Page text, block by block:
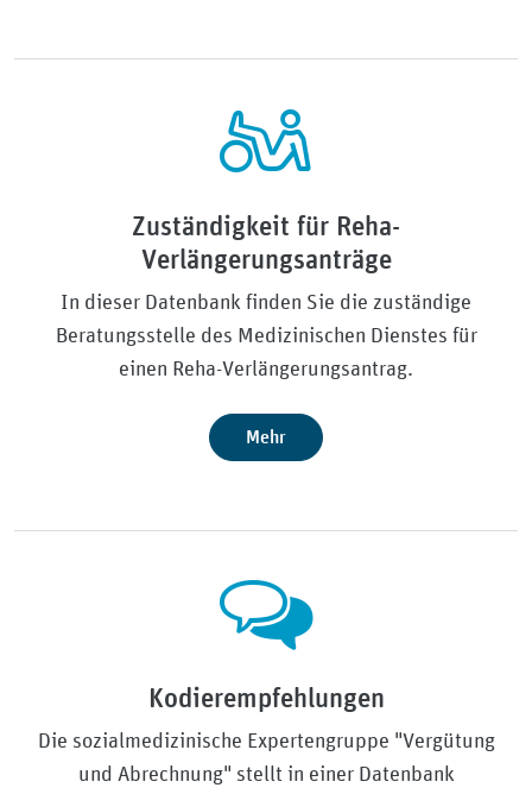
Zuständigkeit für Reha-
Verlängerungsanträge
In dieser Datenbank finden Sie die zuständige
Beratungsstelle des Medizinischen Dienstes für
einen Reha-Verlängerungsantrag.
Mehr
Kodierempfehlungen
Die sozialmedizinische Expertengruppe "Vergütung
und Abrechnung" stellt in einer Datenbank